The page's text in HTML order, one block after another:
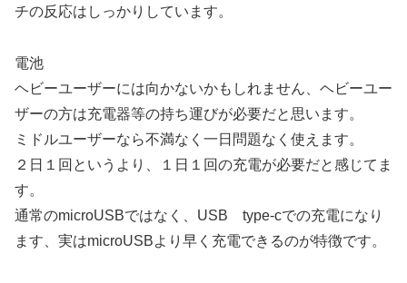
チの反応はしっかりしています。
電池
ヘビーユーザーには向かないかもしれません、ヘビーユー
ザーの方は充電器等の持ち運びが必要だと思います。
ミドルユーザーなら不満なく一日問題なく使えます。
２日１回というより、１日１回の充電が必要だと感じてま
す。
通常のmicroUSBではなく、USB type-cでの充電になり
ます、実はmicroUSBより早く充電できるのが特徴です。